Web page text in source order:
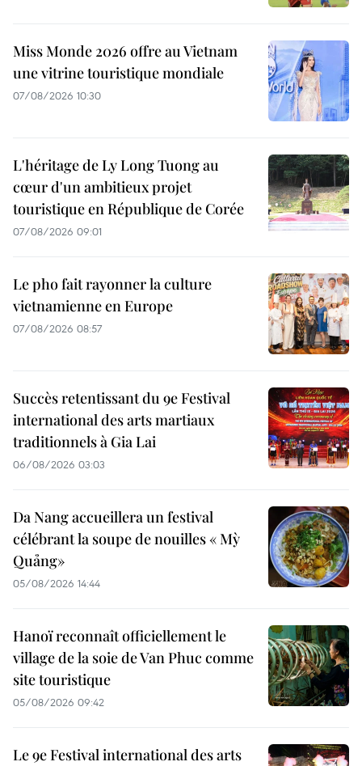
Miss Monde 2026 offre au Vietnam
une vitrine touristique mondiale
07/08/2026 10:30
L'héritage de Ly Long Tuong au
cœur d'un ambitieux projet
touristique en République de Corée
07/08/2026 09:01
Le pho fait rayonner la culture
vietnamienne en Europe
07/08/2026 08:57
Succès retentissant du 9e Festival
international des arts martiaux
traditionnels à Gia Lai
06/08/2026 03:03
Da Nang accueillera un festival
célébrant la soupe de nouilles « Mỳ
Quảng»
05/08/2026 14:44
Hanoï reconnaît officiellement le
village de la soie de Van Phuc comme
site touristique
05/08/2026 09:42
Le 9e Festival international des arts